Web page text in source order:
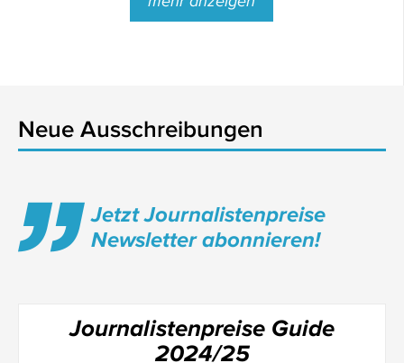
Neue Ausschreibungen
Jetzt Journalistenpreise
Newsletter abonnieren!
Journalistenpreise Guide
2024/25